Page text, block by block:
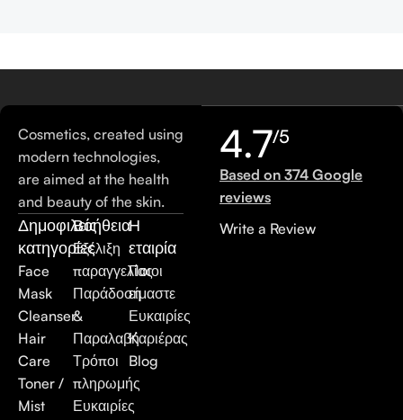
Cosmetics, created using
modern technologies,
are aimed at the health
and beauty of the skin.
Δημοφιλείς
κατηγορίες
Face
Mask
Cleanser
Hair
Care
Toner /
Mist
Βοήθεια
Εξέλιξη
παραγγελίας
Παράδοση
&
Παραλαβή
Τρόποι
πληρωμής
Ευκαιρίες
Η
εταιρία
Ποιοι
είμαστε
Ευκαιρίες
Καριέρας
Blog
4.7/5
Based on 374 Google
reviews
Write a Review